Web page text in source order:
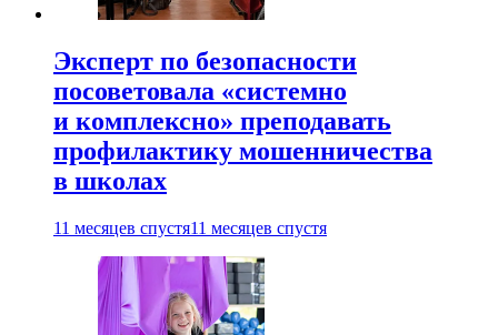
Эксперт по безопасности
посоветовала «системно
и комплексно» преподавать
профилактику мошенничества
в школах
11 месяцев спустя11 месяцев спустя